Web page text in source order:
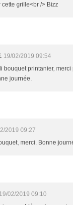
cette grille<br /> Bizz
19/02/2019 09:54
bouquet printanier,
journée.
2019 09:27
merci. Bonne
19/02/2019 09:10